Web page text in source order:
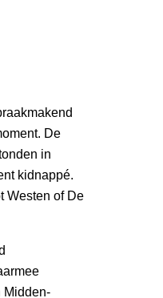
De
in
kidnappé.
Westen of De
Midden-